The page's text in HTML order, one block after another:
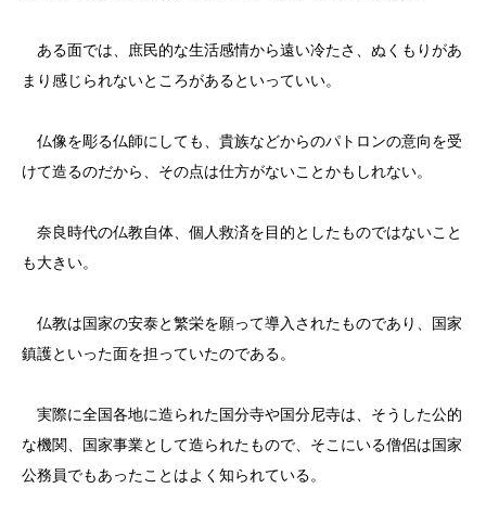
ある面では、庶民的な生活感情から遠い冷たさ、ぬくもりがあ
まり感じられないところがあるといっていい。
仏像を彫る仏師にしても、貴族などからのパトロンの意向を受
けて造るのだから、その点は仕方がないことかもしれない。
奈良時代の仏教自体、個人救済を目的としたものではないこと
も大きい。
仏教は国家の安泰と繁栄を願って導入されたものであり、国家
鎮護といった面を担っていたのである。
実際に全国各地に造られた国分寺や国分尼寺は、そうした公的
な機関、国家事業として造られたもので、そこにいる僧侶は国家
公務員でもあったことはよく知られている。